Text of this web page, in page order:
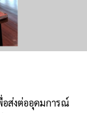
อส่งต่ออุดมการณ์